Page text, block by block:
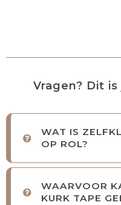
Vragen? Dit
WAT IS
OP ROL?
WAARVOOR
KURK TAPE